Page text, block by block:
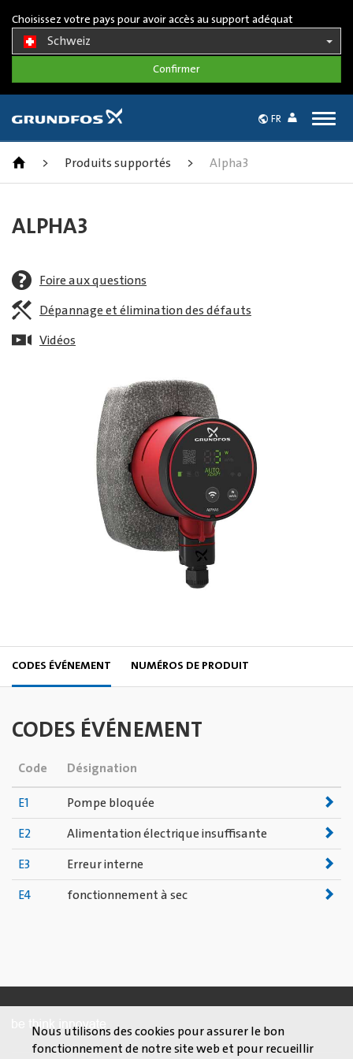
Choisissez votre pays pour avoir accès au support adéquat
Schweiz
FR
> Produits supportés > Alpha3
ALPHA3
Foire aux questions
Dépannage et élimination des défauts
Vidéos
CODES ÉVÉNEMENT NUMÉROS DE PRODUIT
CODES ÉVÉNEMENT
Code Désignation
E1 Pompe bloquée
E2 Alimentation électrique insuffisante
E3 Erreur interne
E4 fonctionnement à sec
Nous utilisons des cookies pour assurer le bon
fonctionnement de notre site web et pour recueillir